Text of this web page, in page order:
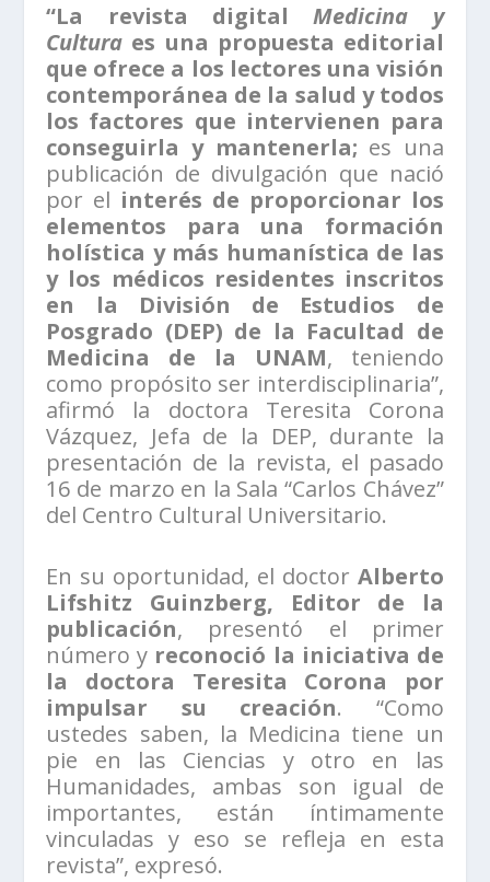
“La revista digitalMedicina y
Cultura es una propuesta editorial
que ofrece a los lectores una visión
contemporánea de la salud y todos
los factores que intervienen para
conseguirla y mantenerla; es una
publicación de divulgación que nació
por el interés de proporcionar los
elementos para una formación
holística y más humanística de las
y los médicos residentes inscritos
en la División de Estudios de
Posgrado (DEP) de la Facultad de
Medicina de la UNAM, teniendo
como propósito ser interdisciplinaria”,
afirmó la doctora Teresita Corona
Vázquez, Jefa de la DEP, durante la
presentación de la revista, el pasado
16 de marzo en la Sala “Carlos Chávez”
del Centro Cultural Universitario.
En su oportunidad, el doctor Alberto
Lifshitz Guinzberg, Editor de la
publicación, presentó el primer
número y reconoció la iniciativa de
la doctora Teresita Corona por
impulsar su creación. “Como
ustedes saben, la Medicina tiene un
pie en las Ciencias y otro en las
Humanidades, ambas son igual de
importantes, están íntimamente
vinculadas y eso se refleja en esta
revista”, expresó.